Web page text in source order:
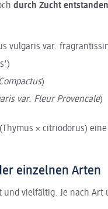
durch Zucht
vulgaris var.
)
var. Fleur Provencale)
× citriodorus)
einzelnen Arten
und vielfältig. Je nach